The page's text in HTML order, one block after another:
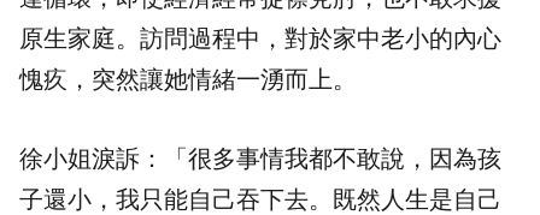
原生家庭。訪問過程中，對於家中老小的內心
愧疚，突然讓她情緒一湧而上。
徐小姐淚訴：「很多事情我都不敢說，因為孩
子還小，我只能自己吞下去。既然人生是自己